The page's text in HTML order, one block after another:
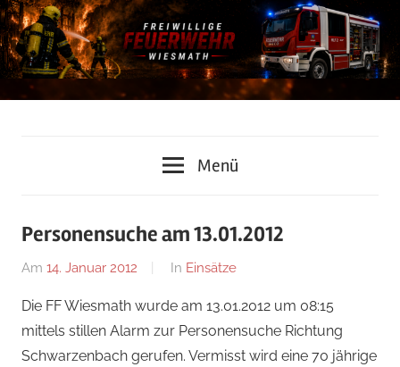
Zum
Inhalt
springen
Feuerwehr
Wiesmath
Menü
Personensuche am 13.01.2012
Am 14. Januar 2012
Von
In Einsätze
Die FF Wiesmath wurde am 13.01.2012 um 08:15
mittels stillen Alarm zur Personensuche Richtung
Schwarzenbach gerufen. Vermisst wird eine 70 jährige